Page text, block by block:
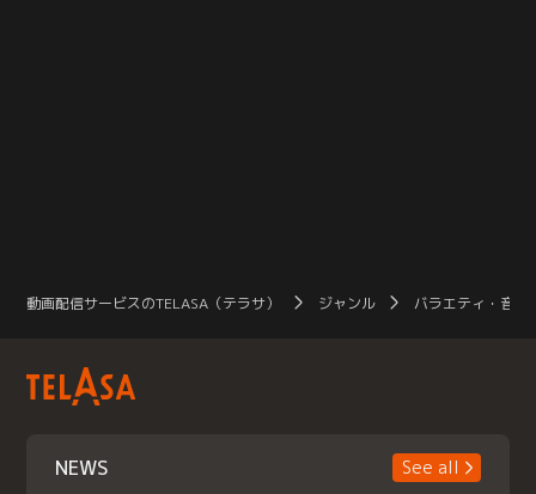
動画配信サービスのTELASA（テラサ） ジャンル バラエティ・音楽
NEWS See all